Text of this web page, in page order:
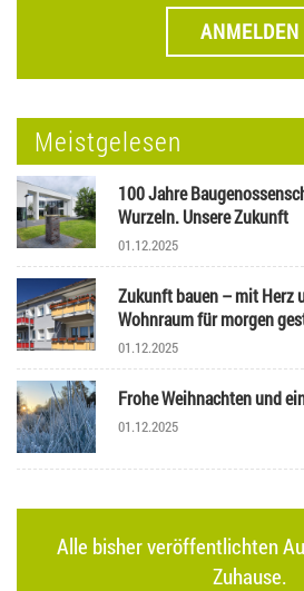
ANMELDEN
Meistgelesen
100 Jahre
Wurzeln. Unsere Zukunft
01.12.2025
Zukunft bauen – mit Herz
Wohnraum für morgen
01.12.2025
Frohe Weihnachten und
01.12.2025
Alle bisher veröffentlichten
Zuhause.